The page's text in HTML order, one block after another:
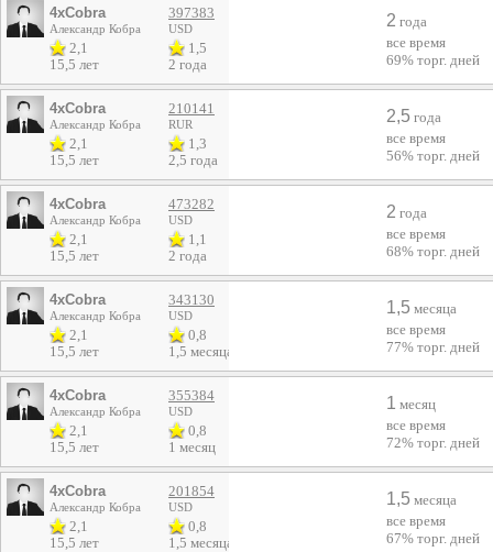
4xCobra
Александр Кобра
2,1
15,5 лет
397383
USD
1,5
2 года
2 года
все время
69% торг. дней
4xCobra
Александр Кобра
2,1
15,5 лет
210141
RUR
1,3
2,5 года
2,5 года
все время
56% торг. дней
4xCobra
Александр Кобра
2,1
15,5 лет
473282
USD
1,1
2 года
2 года
все время
68% торг. дней
4xCobra
Александр Кобра
2,1
15,5 лет
343130
USD
0,8
1,5 месяца
1,5 месяца
все время
77% торг. дней
4xCobra
Александр Кобра
2,1
15,5 лет
355384
USD
0,8
1 месяц
1 месяц
все время
72% торг. дней
4xCobra
Александр Кобра
2,1
15,5 лет
201854
USD
0,8
1,5 месяца
1,5 месяца
все время
67% торг. дней